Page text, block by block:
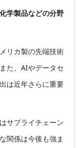
学製品などの分野
リカ製の先端技術
た、AIやデータセ
は近年さらに重要
サプライチェーン
関係は今後も強ま